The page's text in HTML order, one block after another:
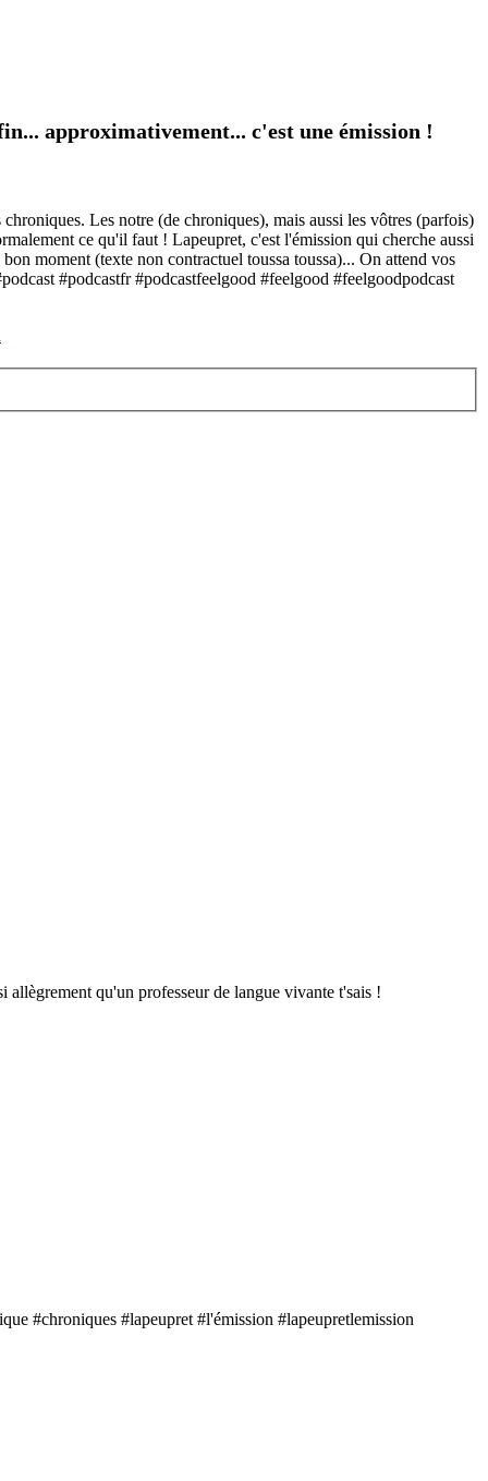
approximativement... c'est une émission !
Les notre (de chroniques), mais aussi les vôtres (parfois)
ce qu'il faut ! Lapeupret, c'est l'émission qui cherche aussi
moment (texte non contractuel toussa toussa)... On attend vos
#podcastfr #podcastfeelgood #feelgood #feelgoodpodcast
allègrement qu'un professeur de langue vivante t'sais !
#chroniques #lapeupret #l'émission #lapeupretlemission